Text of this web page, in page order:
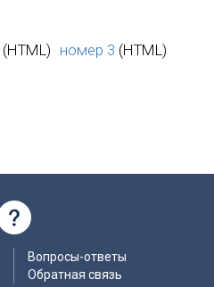
(HTML) номер 3 (HTML)
Вопросы-ответы
Обратная связь